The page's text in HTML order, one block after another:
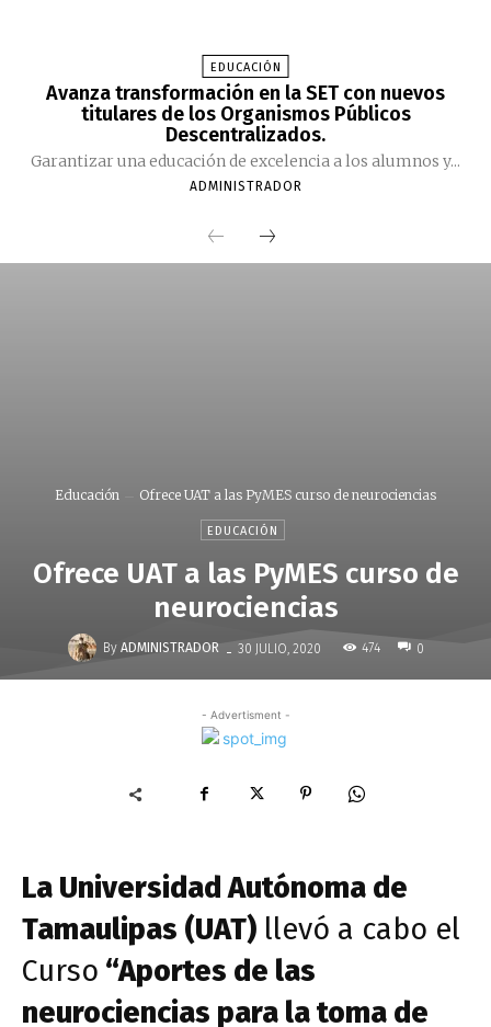
EDUCACIÓN
Avanza transformación en la SET con nuevos
titulares de los Organismos Públicos
Descentralizados.
Garantizar una educación de excelencia a los alumnos y...
ADMINISTRADOR